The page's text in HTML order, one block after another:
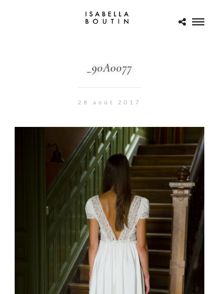
_90A0077
28 août 2017